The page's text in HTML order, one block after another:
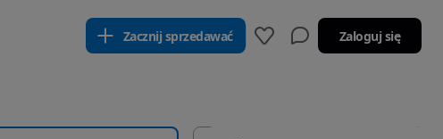
Zacznij sprzedawać Zaloguj się